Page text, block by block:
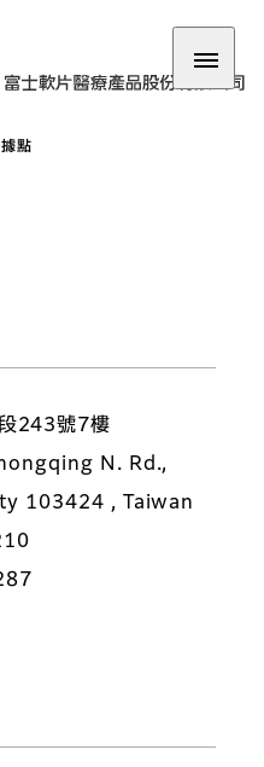
點
243號7樓
N. Rd.,
103424 , Taiwan